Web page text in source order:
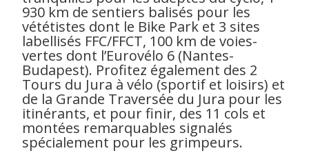
930 km de sentiers balisés pour les
vététistes dont le Bike Park et 3 sites
labellisés FFC/FFCT, 100 km de voies-
vertes dont l’Eurovélo 6 (Nantes-
Budapest). Profitez également des 2
Tours du Jura à vélo (sportif et loisirs) et
de la Grande Traversée du Jura pour les
itinérants, et pour finir, des 11 cols et
montées remarquables signalés
spécialement pour les grimpeurs.